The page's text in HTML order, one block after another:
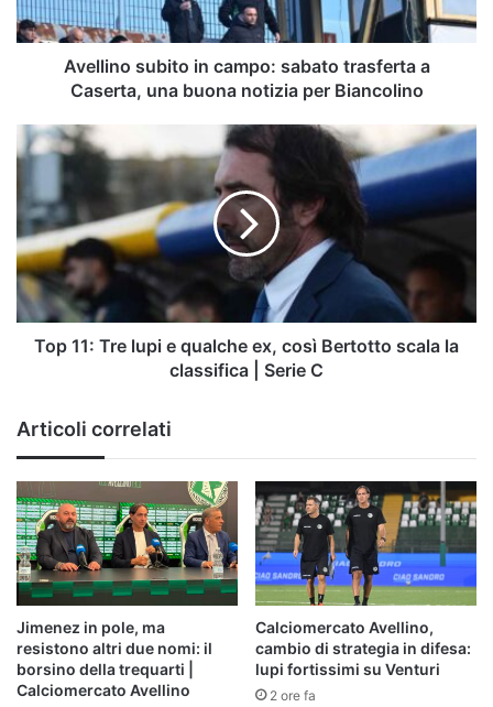
Caserta,
una
Biancolino
Avellino subito in campo: sabato trasferta a
Caserta, una buona notizia per Biancolino
Top
11:
lupi
qualche
ex,
così
Bertotto
scala
Serie
C
Top 11: Tre lupi e qualche ex, così Bertotto scala la
classifica | Serie C
Articoli correlati
Jimenez in pole, ma
resistono altri due nomi: il
borsino della trequarti |
Calciomercato Avellino
Calciomercato Avellino,
cambio di strategia in difesa:
lupi fortissimi su Venturi
2 ore fa